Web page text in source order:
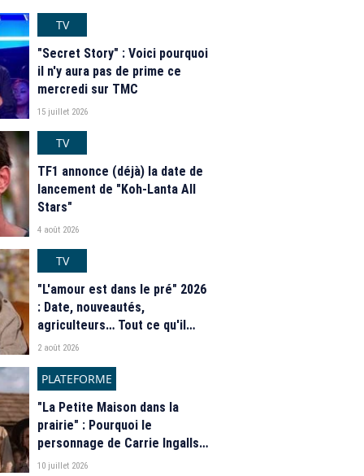
TV
"Secret Story" : Voici pourquoi
il n'y aura pas de prime ce
mercredi sur TMC
15 juillet 2026
TV
TF1 annonce (déjà) la date de
lancement de "Koh-Lanta All
Stars"
4 août 2026
TV
"L'amour est dans le pré" 2026
: Date, nouveautés,
agriculteurs… Tout ce qu'il
faut savoir sur la saison 21 du
2 août 2026
PLATEFORME
"La Petite Maison dans la
prairie" : Pourquoi le
personnage de Carrie Ingalls
est absente de la nouvelle
10 juillet 2026